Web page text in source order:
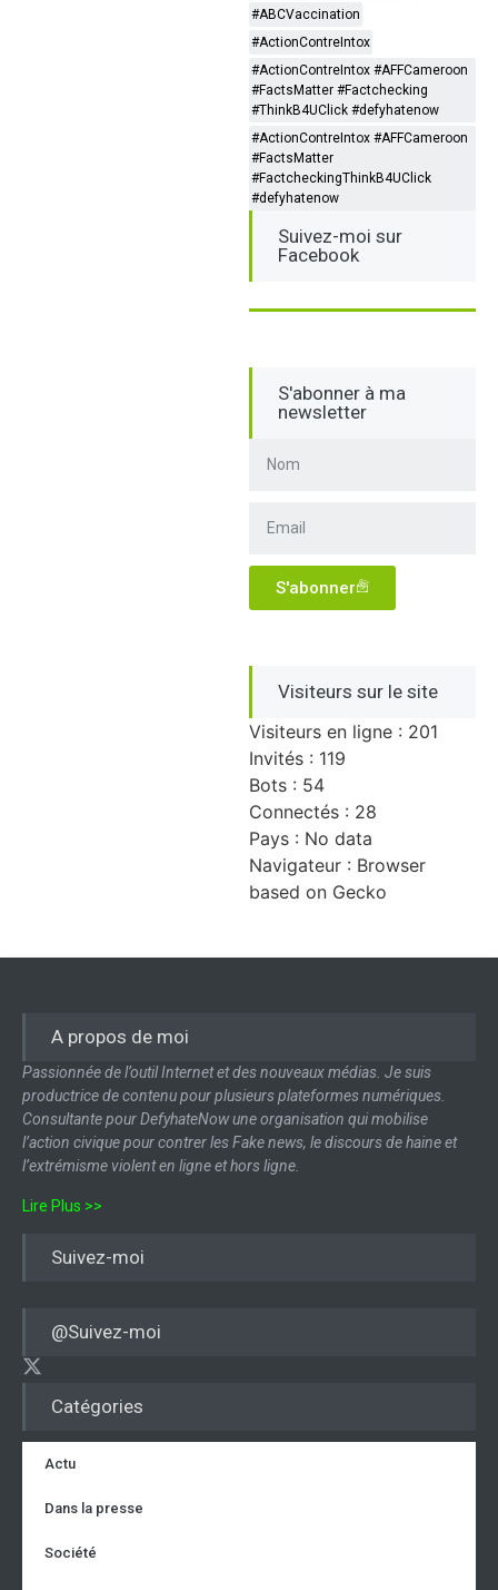
#ABCVaccination
#ActionContreIntox
#ActionContreIntox #AFFCameroon
#FactsMatter #Factchecking
#ThinkB4UClick #defyhatenow
#ActionContreIntox #AFFCameroon
#FactsMatter
#FactcheckingThinkB4UClick
#defyhatenow
Suivez-moi sur
Facebook
S'abonner à ma
newsletter
S'abonner
Visiteurs sur le site
Visiteurs en ligne : 201
Invités : 119
Bots : 54
Connectés : 28
Pays : No data
Navigateur : Browser
based on Gecko
Catégories
Actu
Dans la presse
Société
A propos de moi
Passionnée de l’outil Internet et des nouveaux médias. Je suis
productrice de contenu pour plusieurs plateformes numériques.
Consultante pour DefyhateNow une organisation qui mobilise
l’action civique pour contrer les Fake news, le discours de haine et
l’extrémisme violent en ligne et hors ligne.
Lire Plus >>
Suivez-moi
@Suivez-moi